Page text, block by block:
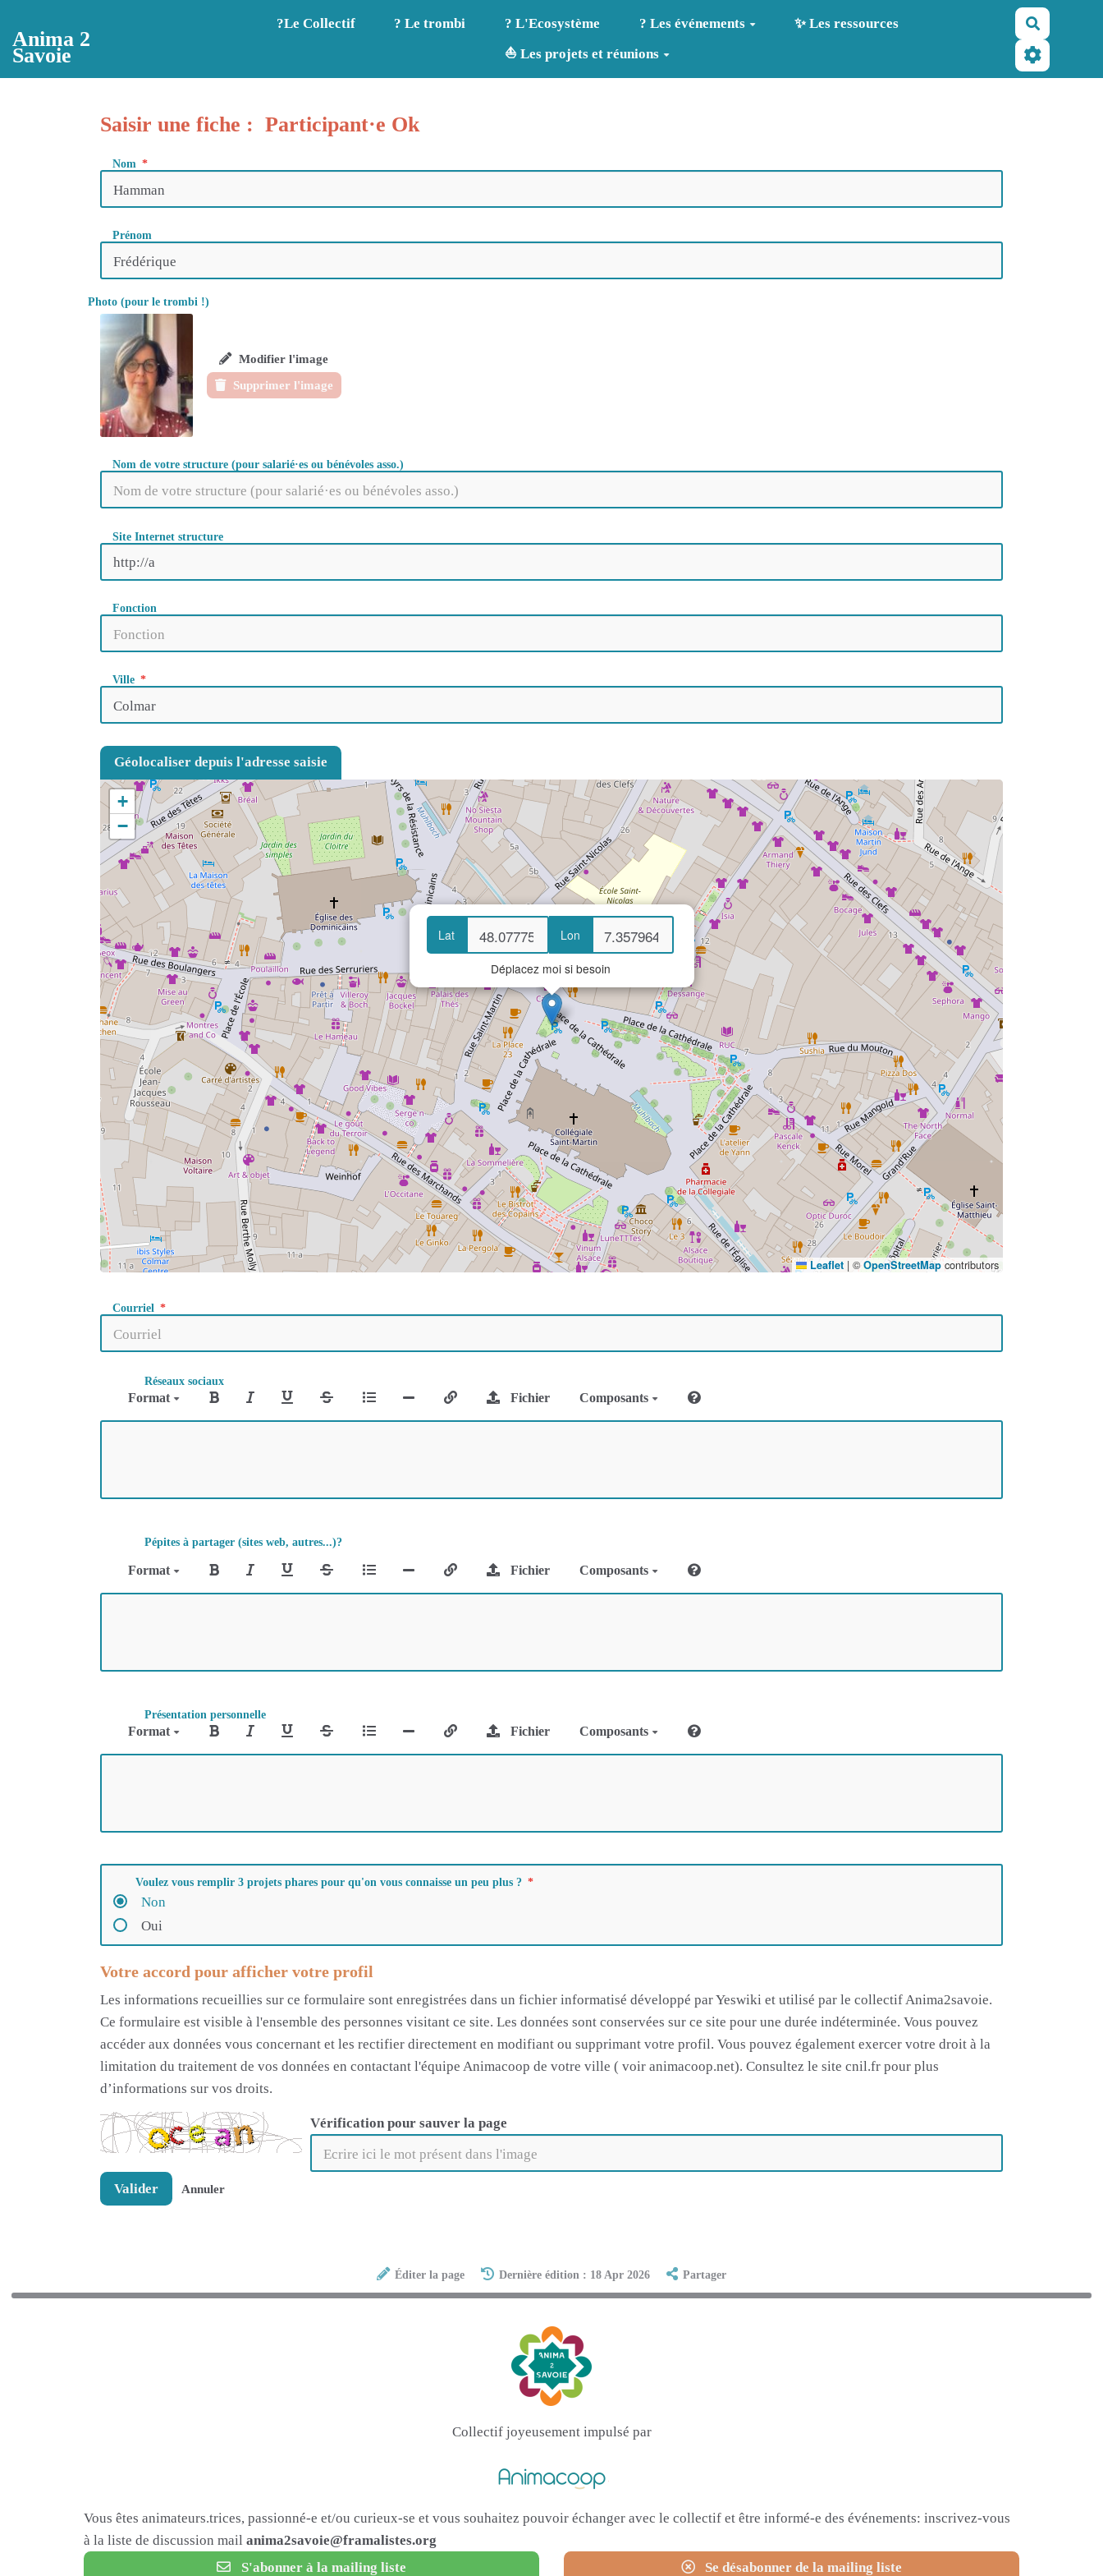
Anima 2
Savoie
?️Le Collectif ? Le trombi ? L'Ecosystème ? Les événements
✨ Les ressources
⛵ Les projets et réunions
Saisir une fiche : Participant·e Ok
Nom
Prénom
Photo (pour le trombi !)
Modifier l'image
Supprimer l'image
Nom de votre structure (pour salarié·es ou bénévoles asso.)
Site Internet structure
Fonction
Ville
Géolocaliser depuis l'adresse saisie
Lat Lon
Déplacez moi si besoin
+
−
Leaflet | © OpenStreetMap contributors
Courriel
Réseaux sociaux
Format Fichier Composants
Pépites à partager (sites web, autres...)?
Format Fichier Composants
Présentation personnelle
Format Fichier Composants
Voulez vous remplir 3 projets phares pour qu'on vous connaisse un peu plus ?
Non
Oui
Votre accord pour afficher votre profil
Les informations recueillies sur ce formulaire sont enregistrées dans un fichier informatisé développé par Yeswiki et utilisé par le collectif Anima2savoie.
Ce formulaire est visible à l'ensemble des personnes visitant ce site. Les données sont conservées sur ce site pour une durée indéterminée. Vous pouvez
accéder aux données vous concernant et les rectifier directement en modifiant ou supprimant votre profil. Vous pouvez également exercer votre droit à la
limitation du traitement de vos données en contactant l'équipe Animacoop de votre ville ( voir animacoop.net). Consultez le site cnil.fr pour plus
d’informations sur vos droits.
Vérification pour sauver la page
Valider Annuler
Éditer la page Dernière édition : 18 Apr 2026 Partager
Collectif joyeusement impulsé par
Vous êtes animateurs.trices, passionné-e et/ou curieux-se et vous souhaitez pouvoir échanger avec le collectif et être informé-e des événements: inscrivez-vous
à la liste de discussion mail anima2savoie@framalistes.org
S'abonner à la mailing liste
Se désabonner de la mailing liste